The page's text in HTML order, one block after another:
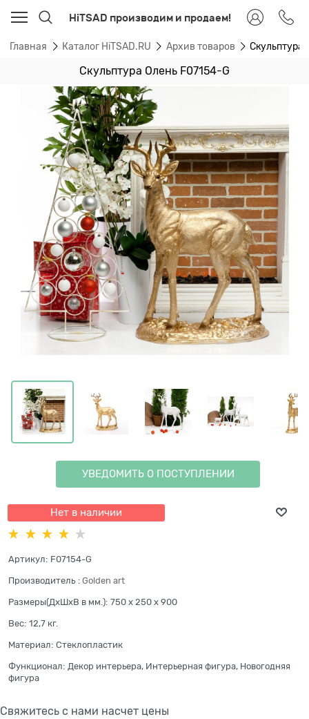
HiTSAD производим и продаем!
Главная Каталог HiTSAD.RU Архив товаров Скульптура
Скульптура Олень F07154-G
УВЕДОМИТЬ О ПОСТУПЛЕНИИ
Нет в наличии
Артикул: F07154-G
Производитель : Golden art
Размеры(ДхШхВ в мм.): 750 x 250 x 900
Вес: 12,7 кг.
Материал: Стеклопластик
Функционал: Декор интерьера, Интерьерная фигура, Новогодняя
фигура
Свяжитесь с нами насчет цены